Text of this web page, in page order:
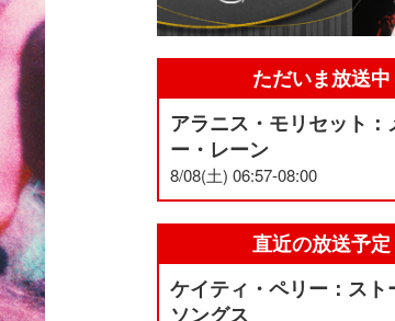
ただいま放送中
アラニス・モリセット：
ー・レーン
8/08(土) 06:57-08:00
直近の放送予定
ケイティ・ペリー：スト
ソングス